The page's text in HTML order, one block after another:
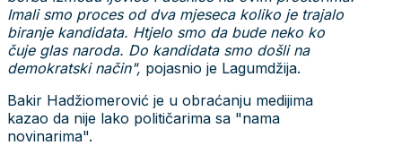
Imali smo proces od dva mjeseca koliko je trajalo
biranje kandidata. Htjelo smo da bude neko ko
čuje glas naroda. Do kandidata smo došli na
demokratski način", pojasnio je Lagumdžija.
Bakir Hadžiomerović je u obraćanju medijima
kazao da nije lako političarima sa "nama
novinarima".